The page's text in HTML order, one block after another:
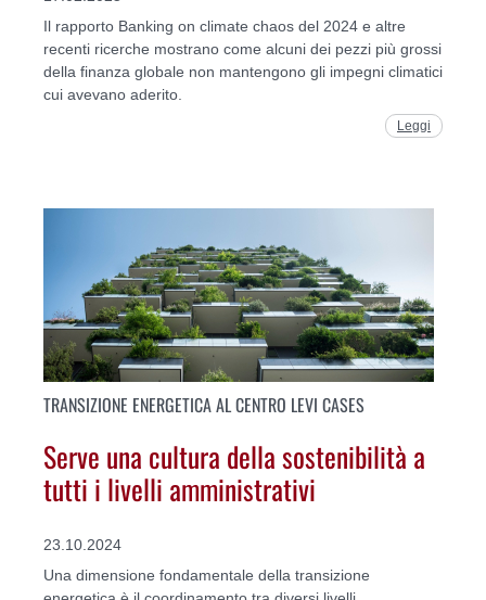
Il rapporto Banking on climate chaos del 2024 e altre
recenti ricerche mostrano come alcuni dei pezzi più grossi
della finanza globale non mantengono gli impegni climatici
cui avevano aderito.
Leggi
TRANSIZIONE ENERGETICA AL CENTRO LEVI CASES
Serve una cultura della sostenibilità a
tutti i livelli amministrativi
23.10.2024
Una dimensione fondamentale della transizione